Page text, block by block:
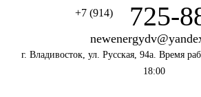
+7 (914) 725-
г. Владивосток, ул. Русская, 94а. Время
18:00